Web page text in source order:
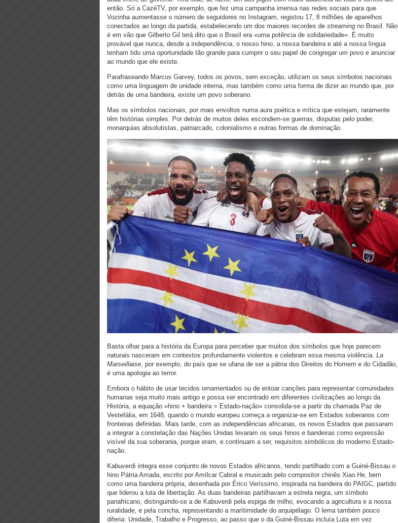
então. Só a CazéTV, por exemplo, que fez uma campanha imensa nas redes sociais para que
Vozinha aumentasse o número de seguidores no Instagram, registou 17, 8 milhões de aparelhos
conectados ao longo da partida, estabelecendo um dos maiores recordes de streaming no Brasil. Não
é em vão que Gilberto Gil terá dito que o Brasil era «uma potência de solidariedade». É muito
provável que nunca, desde a independência, o nosso hino, a nossa bandeira e até a nossa língua
tenham tido uma oportunidade tão grande para cumprir o seu papel de congregar um povo e anunciar
ao mundo que ele existe.
Parafraseando Marcus Garvey, todos os povos, sem exceção, utilizam os seus símbolos nacionais
como uma linguagem de unidade interna, mas também como uma forma de dizer ao mundo que, por
detrás de uma bandeira, existe um povo soberano.
Mas os símbolos nacionais, por mais envoltos numa aura poética e mítica que estejam, raramente
têm histórias simples. Por detrás de muitos deles escondem-se guerras, disputas pelo poder,
monarquias absolutistas, patriarcado, colonialismo e outras formas de dominação.
Basta olhar para a história da Europa para perceber que muitos dos símbolos que hoje parecem
naturais nasceram em contextos profundamente violentos e celebram essa mesma violência. La
Marseillaise, por exemplo, do país que se ufana de ser a pátria dos Direitos do Homem e do Cidadão,
é uma apologia ao terror.
Embora o hábito de usar tecidos ornamentados ou de entoar canções para representar comunidades
humanas seja muito mais antigo e possa ser encontrado em diferentes civilizações ao longo da
História, a equação «hino + bandeira = Estado-nação» consolida-se a partir da chamada Paz de
Vestefália, em 1648, quando o mundo europeu começa a organizar-se em Estados soberanos com
fronteiras definidas. Mais tarde, com as independências africanas, os novos Estados que passaram
a integrar a constelação das Nações Unidas levaram os seus hinos e bandeiras como expressão
visível da sua soberania, porque eram, e continuam a ser, requisitos simbólicos do moderno Estado-
nação.
Kabuverdi integra esse conjunto de novos Estados africanos, tendo partilhado com a Guiné-Bissau o
hino Pátria Amada, escrito por Amílcar Cabral e musicado pelo compositor chinês Xiao He, bem
como uma bandeira própria, desenhada por Érico Veríssimo, inspirada na bandeira do PAIGC, partido
que liderou a luta de libertação. As duas bandeiras partilhavam a estrela negra, um símbolo
panafricano, distinguindo-se a de Kabuverdi pela espiga de milho, evocando a agricultura e a nossa
ruralidade, e pela concha, representando a marítimidade do arquipélago. O lema também pouco
diferia: Unidade, Trabalho e Progresso, ao passo que o da Guiné-Bissau incluía Luta em vez